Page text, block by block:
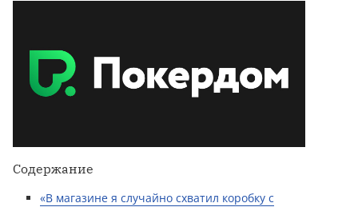
Содержание
«В магазине я случайно схватил коробку с